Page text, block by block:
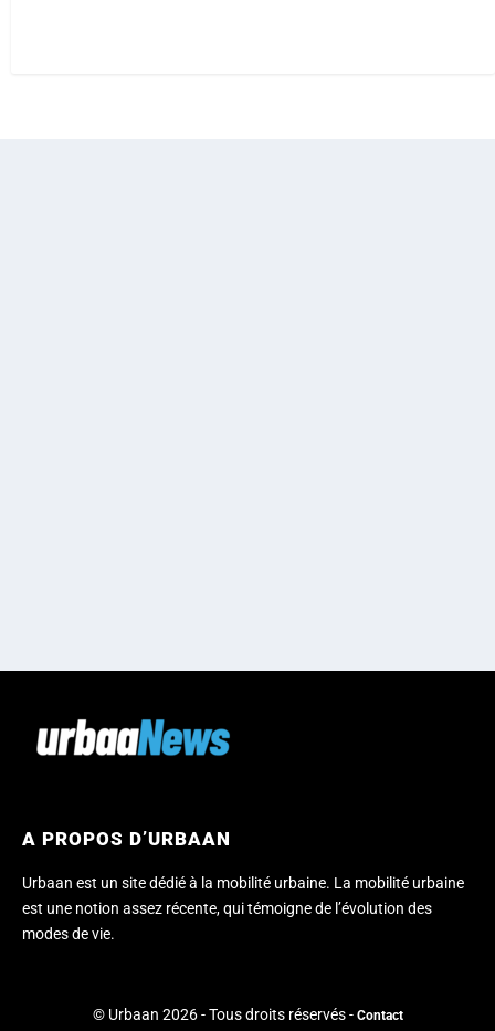
A PROPOS D’URBAAN
Urbaan est un site dédié à la mobilité urbaine. La mobilité urbaine
est une notion assez récente, qui témoigne de l’évolution des
modes de vie.
© Urbaan 2026 - Tous droits réservés - Contact